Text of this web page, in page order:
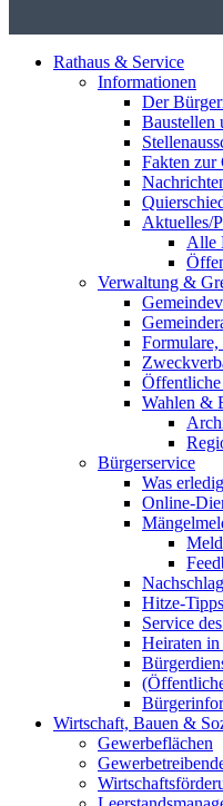
Rathaus & Service
Informationen
Der
Baustellen
Fakten zur
Aktuelles/
Alle
Verwaltung &
Öffentliche
Wahlen &
Bürgerservice
Was
Online-
Hitze-
Service
Heiraten in
Wirtschaft, Bauen &
Gewerbeflächen